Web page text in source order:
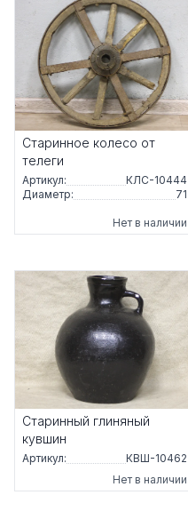
Старинное колесо от
телеги
Артикул:
КЛС-10444
Диаметр:
71
Нет в наличии
Старинный глиняный
кувшин
Артикул:
КВШ-10462
Нет в наличии